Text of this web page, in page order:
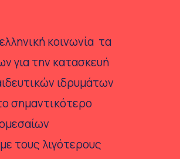
κοινωνία τα
για την κατασκευή
ιδρυμάτων
σημαντικότερο
τους λιγότερους